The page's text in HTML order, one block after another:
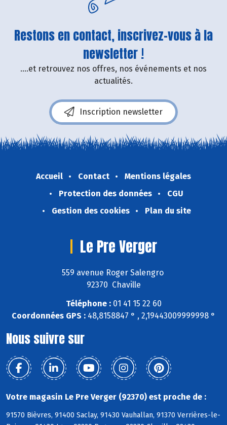
Restons en contact, inscrivez-vous à la
newsletter !
....et retrouvez nos offres, nos événements et nos
actualités.
Inscription newsletter
Accueil Contact
Mentions légales
Protection des données
CGU
Gestion des cookies
Plan du site
Le Pre Verger
559 avenue Roger Salengro
92370 Chaville
Téléphone :01 41 15 22 60
Coordonnées GPS : 48,8158847 ° , 2,19443009999998 °
Nous suivre sur
Votre magasin Le Pre Verger (92370) est proche de :
91570 Bièvres, 91400 Saclay, 91430 Vauhallan, 91370 Verrières-le-